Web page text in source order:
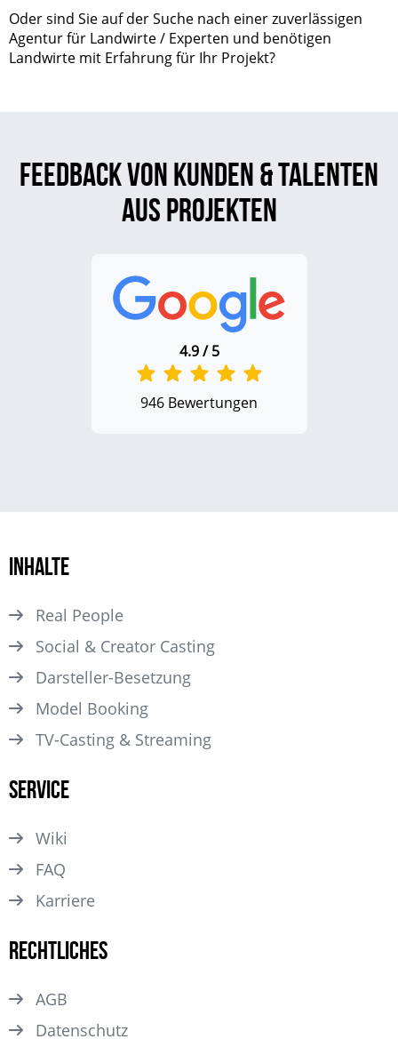
Oder sind Sie auf der Suche nach einer zuverlässigen
Agentur für Landwirte / Experten und benötigen
Landwirte mit Erfahrung für Ihr Projekt?
Feedback von Kunden & Talenten
aus Projekten
4.9 / 5
946 Bewertungen
Inhalte
Real People
Social & Creator Casting
Darsteller­-Besetzung
Model Booking
TV-Casting & Streaming
Service
Wiki
FAQ
Karriere
Rechtliches
AGB
Datenschutz